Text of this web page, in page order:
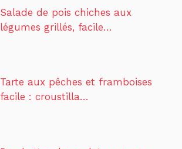
Salade de pois chiches aux
légumes grillés, facile…
Tarte aux pêches et framboises
facile : croustilla…